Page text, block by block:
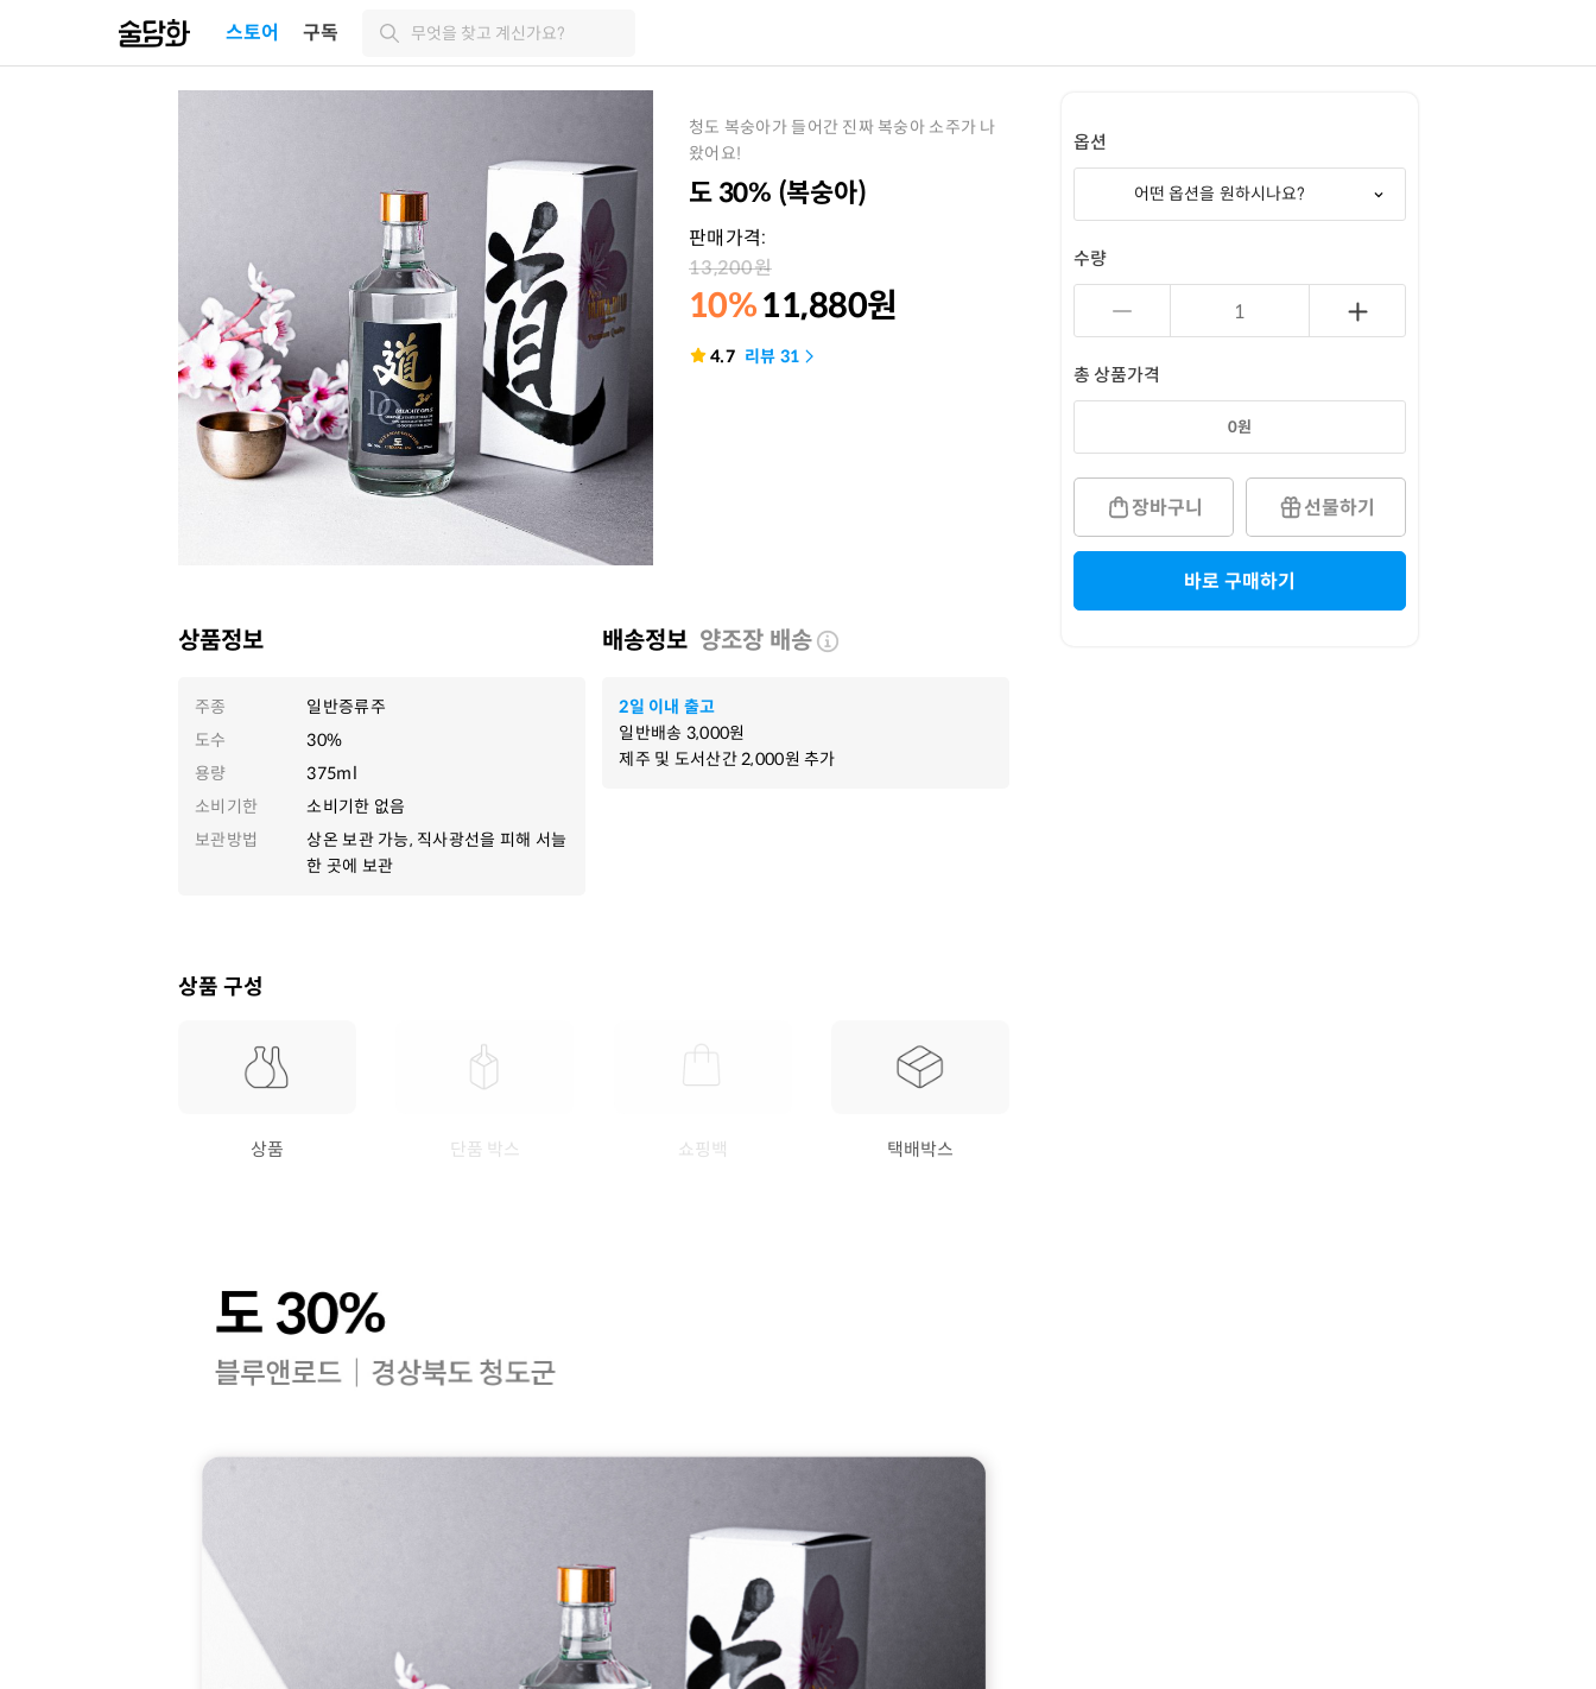
스토어 구독 무엇을 찾고 계신가요?
청도 복숭아가 들어간 진짜 복숭아 소주가 나
왔어요!
도 30% (복숭아)
판매가격:
13,200원
10%11,880원
4.7 리뷰 31
상품정보
주종
일반증류주
도수
30%
용량
375ml
소비기한
소비기한 없음
보관방법
상온 보관 가능, 직사광선을 피해 서늘
한 곳에 보관
배송정보 양조장 배송
2일 이내 출고
일반배송 3,000원
제주 및 도서산간2,000원 추가
상품 구성
상품 단품 박스 쇼핑백 택배박스
옵션
어떤 옵션을 원하시나요?
수량
총 상품가격
0원
장바구니 선물하기
바로 구매하기